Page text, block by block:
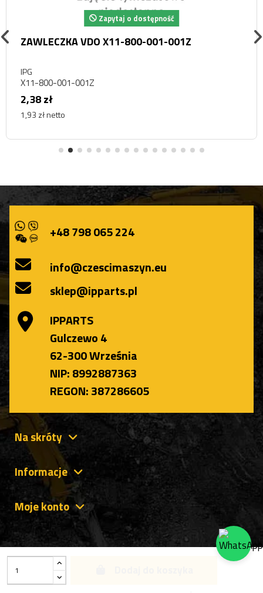
Zapytaj o dostępność
ZAWLECZKA VDO X11-800-001-001Z
IPG
X11-800-001-001Z
2,38 zł
1,93 zł netto
+48 798 065 224
info@czescimaszyn.eu
sklep@ipparts.pl
IPPARTS
Gulczewo 4
62-300 Września
NIP: 8992887363
REGON: 387286605
Na skróty
Informacje
Moje konto